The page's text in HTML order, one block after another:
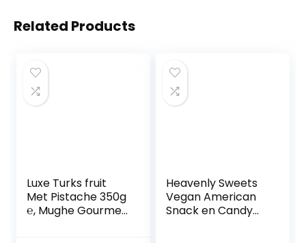
Related Products
Luxe Turks fruit
Met Pistache 350g
℮, Mughe Gourmet
Heavenly Sweets
Vegan American
Snack en Candy